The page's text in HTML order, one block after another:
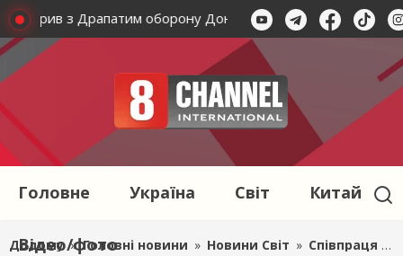
з Драпатим оборону Донеччини Зеленський
Головне Україна Світ Китай
Відео/фото
Додому » Головні новини » Новини Світ » Співпраця України та Сербії: обговорення ситуації на фронті та гуманітарної допомоги